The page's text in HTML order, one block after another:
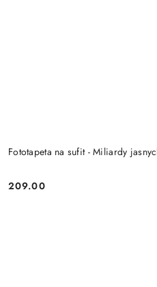
Fototapeta na sufit - Miliardy
Cena:
209.00